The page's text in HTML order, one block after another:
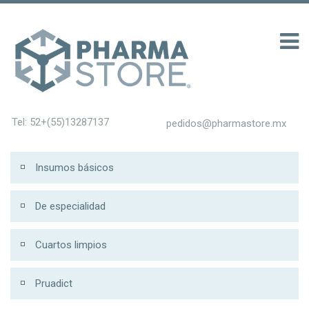
Tel: 52+(55)13287137 pedidos@pharmastore.mx
Insumos básicos
De especialidad
Cuartos limpios
Pruadict